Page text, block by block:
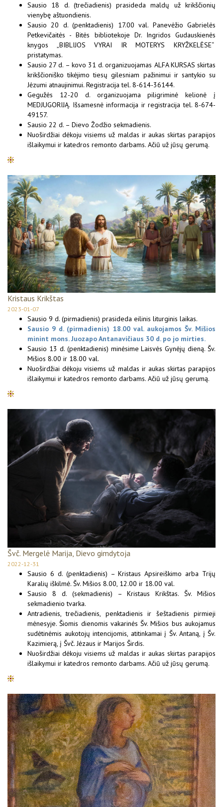
Sausio 18 d. (trečiadienis) prasideda maldų už krikščionių
vienybę aštuondienis.
Sausio 20 d. (penktadienis) 17.00 val. Panevėžio Gabrielės
Petkevičaitės - Bitės bibliotekoje Dr. Ingridos Gudauskienės
knygos „BIBLIJOS VYRAI IR MOTERYS KRYŽKELĖSE“
pristatymas.
Sausio 27 d. – kovo 31 d. organizuojamas ALFA KURSAS skirtas
krikščioniško tikėjimo tiesų gilesniam pažinimui ir santykio su
Jėzumi atnaujinimui. Registracija tel. 8-614-36144.
Gegužės 12-20 d. organizuojama piligriminė kelionė į
MEDJUGORIJĄ. Išsamesnė informacija ir registracija tel. 8-674-
49157.
Sausio 22 d. – Dievo Žodžio sekmadienis.
Nuoširdžiai dėkoju visiems už maldas ir aukas skirtas parapijos
išlaikymui ir katedros remonto darbams. Ačiū už jūsų gerumą.
Kristaus Krikštas
2023-01-07
Sausio 9 d. (pirmadienis) prasideda eilinis liturginis laikas.
Sausio 9 d. (pirmadienis) 18.00 val. aukojamos Šv. Mišios
minint mons. Juozapo Antanavičiaus 30 d. po jo mirties.
Sausio 13 d. (penktadienis) minėsime Laisvės Gynėjų dieną. Šv.
Mišios 8.00 ir 18.00 val.
Nuoširdžiai dėkoju visiems už maldas ir aukas skirtas parapijos
išlaikymui ir katedros remonto darbams. Ačiū už jūsų gerumą.
Švč. Mergelė Marija, Dievo gimdytoja
2022-12-31
Sausio 6 d. (penktadienis) – Kristaus Apsireiškimo arba Trijų
Karalių iškilmė. Šv. Mišios 8.00, 12.00 ir 18.00 val.
Sausio 8 d. (sekmadienis) – Kristaus Krikštas. Šv. Mišios
sekmadienio tvarka.
Antradienis, trečiadienis, penktadienis ir šeštadienis pirmieji
mėnesyje. Šiomis dienomis vakarinės Šv. Mišios bus aukojamus
sudėtinėmis aukotojų intencijomis, atitinkamai į Šv. Antaną, į Šv.
Kazimierą, į Švč. Jėzaus ir Marijos Širdis.
Nuoširdžiai dėkoju visiems už maldas ir aukas skirtas parapijos
išlaikymui ir katedros remonto darbams. Ačiū už jūsų gerumą.